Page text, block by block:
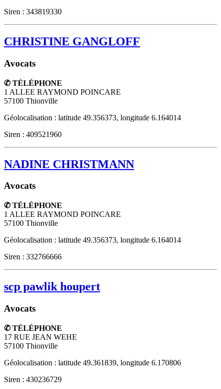
Siren : 343819330
CHRISTINE GANGLOFF
Avocats
✆ TÉLÉPHONE
1 ALLEE RAYMOND POINCARE
57100 Thionville
Géolocalisation : latitude 49.356373, longitude 6.164014
Siren : 409521960
NADINE CHRISTMANN
Avocats
✆ TÉLÉPHONE
1 ALLEE RAYMOND POINCARE
57100 Thionville
Géolocalisation : latitude 49.356373, longitude 6.164014
Siren : 332766666
scp pawlik houpert
Avocats
✆ TÉLÉPHONE
17 RUE JEAN WEHE
57100 Thionville
Géolocalisation : latitude 49.361839, longitude 6.170806
Siren : 430236729